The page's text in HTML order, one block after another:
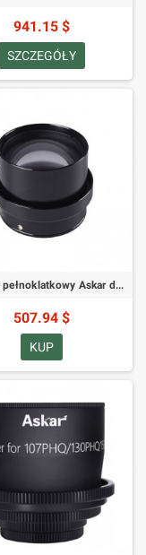
941.15 $
SZCZEGÓŁY
Reduktor pełnoklatkowy Askar do FRA600 (85496)
507.94 $
KUP